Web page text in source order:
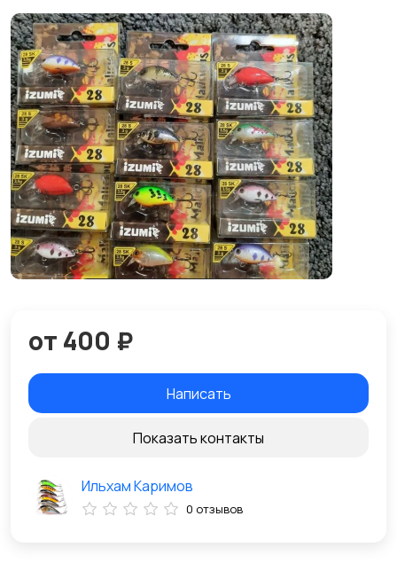
от 400 ₽
Написать
Показать контакты
Ильхам Каримов
0 отзывов